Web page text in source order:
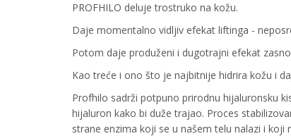
PROFHILO deluje trostruko na kožu.
Daje momentalno vidljiv efekat liftinga -
Potom daje produženi i dugotrajni efekat
Kao treće i ono što je najbitnije hidrira kožu i
Profhilo sadrži potpuno prirodnu hijaluronsku
hijaluron kako bi duže trajao. Proces
strane enzima koji se u našem telu nalazi i